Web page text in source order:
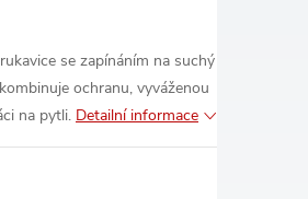
se zapínáním na suchý
ochranu, vyváženou
na pytli. Detailní informace